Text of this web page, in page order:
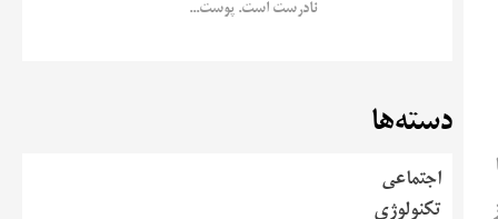
نادرست است. پوست...
دسته‌ها
اجتماعی
تکنولوژی